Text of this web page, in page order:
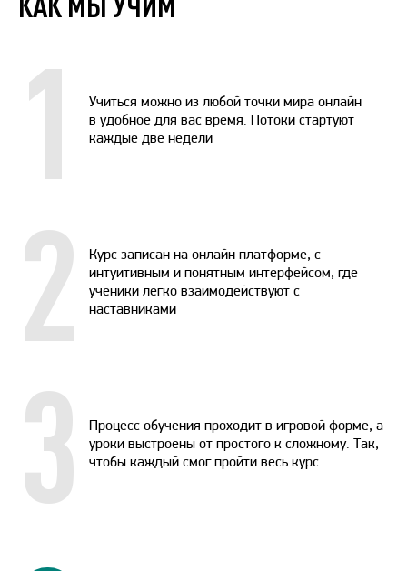
1
Учиться можно из любой точки мира онлайн
в удобное для вас время. Потоки стартуют
каждые две недели
2
Курс записан на онлайн платформе, с
интуитивным и понятным интерфейсом, где
ученики легко взаимодействуют с
наставниками
3
Процесс обучения проходит в игровой форме, а
уроки выстроены от простого к сложному. Так,
чтобы каждый смог пройти весь курс.